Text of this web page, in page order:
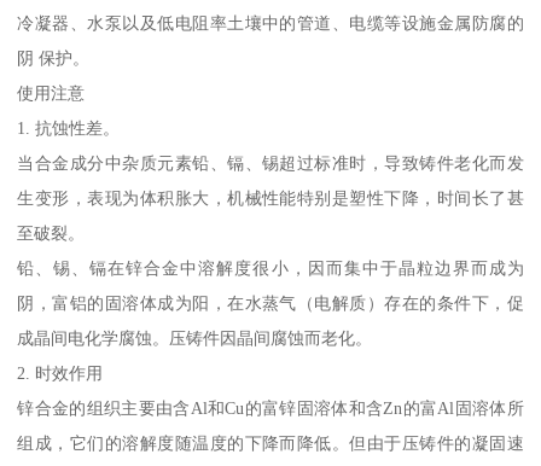
冷凝器、水泵以及低电阻率土壤中的管道、电缆等设施金属防腐的
阴 保护。
使用注意
1. 抗蚀性差。
当合金成分中杂质元素铅、镉、锡超过标准时，导致铸件老化而发
生变形，表现为体积胀大，机械性能特别是塑性下降，时间长了甚
至破裂。
铅、锡、镉在锌合金中溶解度很小，因而集中于晶粒边界而成为
阴，富铝的固溶体成为阳，在水蒸气（电解质）存在的条件下，促
成晶间电化学腐蚀。压铸件因晶间腐蚀而老化。
2. 时效作用
锌合金的组织主要由含Al和Cu的富锌固溶体和含Zn的富Al固溶体所
组成，它们的溶解度随温度的下降而降低。但由于压铸件的凝固速